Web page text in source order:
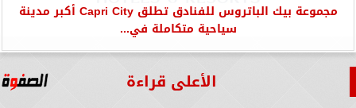
مجموعة بيك الباتروس للفنادق تطلق Capri City أكبر مدينة
سياحية متكاملة في...
الأعلى قراءة